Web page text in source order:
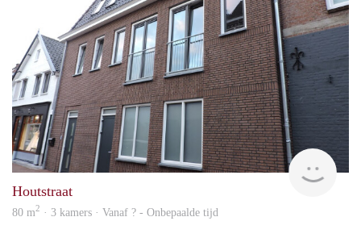
Houtstraat
80 m2 · 3 kamers · Vanaf ? - Onbepaalde tijd